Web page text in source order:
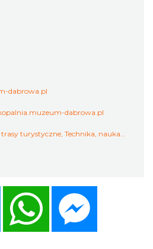
dabrowa.pl
dabrowa.pl
trasy turystyczne Technika, nauka…
Twitter